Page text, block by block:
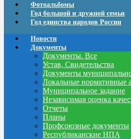
Фотоальбомы
Год большой и дружной семьи
Год единства народов России
Новости
Документы
Документы. Все
Устав, Свидетельства
Документы
Локальные нормативные
Муниципальное задание
Независимая оценка
Отчеты
Планы
Профсоюзные документы
Республиканские НПА